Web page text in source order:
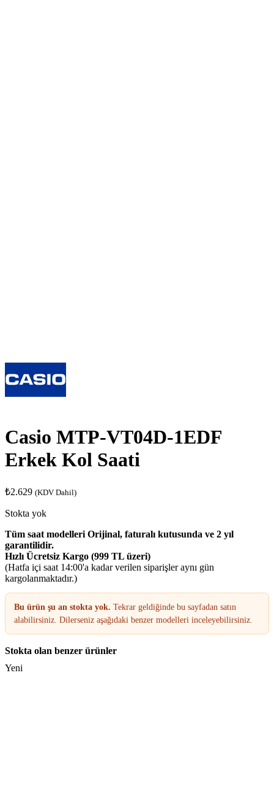
Casio MTP-VT04D-1EDF
Erkek Kol Saati
₺2.629 (KDV Dahil)
Stokta yok
Tüm saat modelleri Orijinal, faturalı kutusunda ve 2 yıl
garantilidir.
Hızlı Ücretsiz Kargo (999 TL üzeri)
(Hatfa içi saat 14:00'a kadar verilen siparişler aynı gün
kargolanmaktadır.)
Bu ürün şu an stokta yok. Tekrar geldiğinde bu sayfadan satın
alabilirsiniz. Dilerseniz aşağıdaki benzer modelleri inceleyebilirsiniz.
Stokta olan benzer ürünler
Yeni